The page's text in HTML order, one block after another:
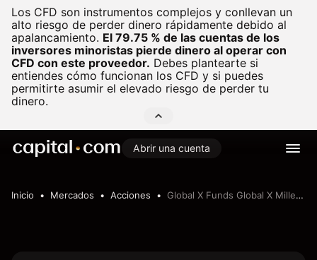
Los CFD son instrumentos complejos y conllevan un
alto riesgo de perder dinero rápidamente debido al
apalancamiento. El 79.75 % de las cuentas de los
inversores minoristas pierde dinero al operar con
CFD con este proveedor. Debes plantearte si
entiendes cómo funcionan los CFD y si puedes
permitirte asumir el elevado riesgo de perder tu
dinero.
Abrir una cuenta
Inicio Mercados Acciones Global X Funds Global X Millennial Consumer ETF